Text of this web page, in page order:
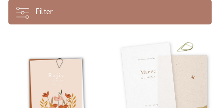
Filter